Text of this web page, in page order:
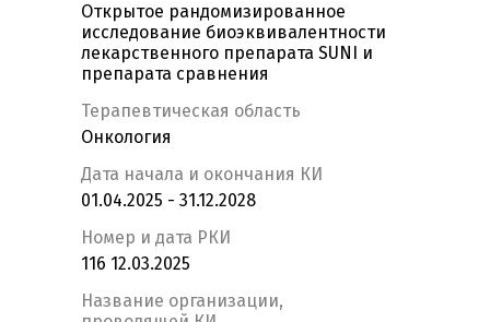
Открытое рандомизированное
исследование биоэквивалентности
лекарственного препарата SUNI и
препарата сравнения
Терапевтическая область
Онкология
Дата начала и окончания КИ
01.04.2025 - 31.12.2028
Номер и дата РКИ
116 12.03.2025
Название организации,